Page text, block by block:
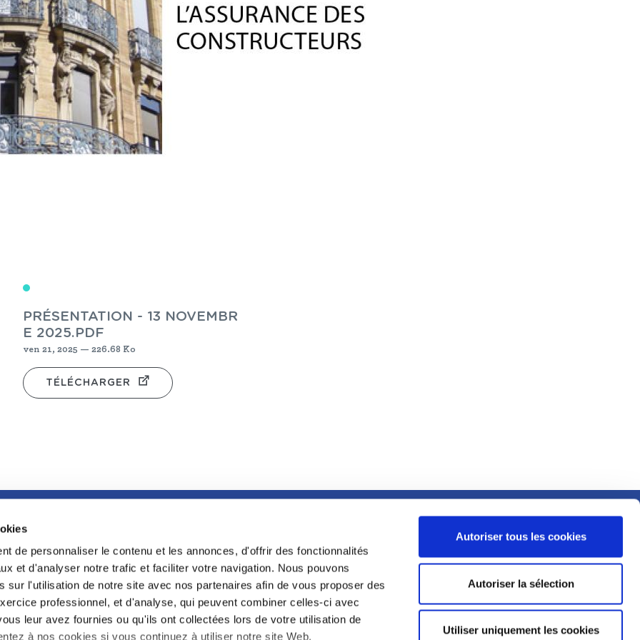
de personnaliser le contenu et les annonces, d'offrir des fonctionnalités
et d'analyser notre trafic et faciliter votre navigation. Nous pouvons
sur l'utilisation de notre site avec nos partenaires afin de vous proposer des
professionnel, et d'analyse, qui peuvent combiner celles-ci avec
leur avez fournies ou qu'ils ont collectées lors de votre utilisation de
à nos cookies si vous continuez à utiliser notre site Web.
Autoriser tous les cookies
Autoriser la sélection
Utiliser uniquement les cookies
PRÉSENTATION - 13 NOVEMBR
E 2025.PDF
ven 21, 2025 — 226.68 Ko
TÉLÉCHARGER
FOOTER
L'INCUBATEUR
CDAAP
LA CONFÉRENCE
PROGRAMME REPIT
PROTECTION KERIALIS
ESPACE PRESSE
MENTIONS LÉGALES